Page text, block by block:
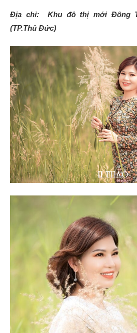
Địa chỉ: Khu đô thị mới Đông
(TP.Thủ Đức)